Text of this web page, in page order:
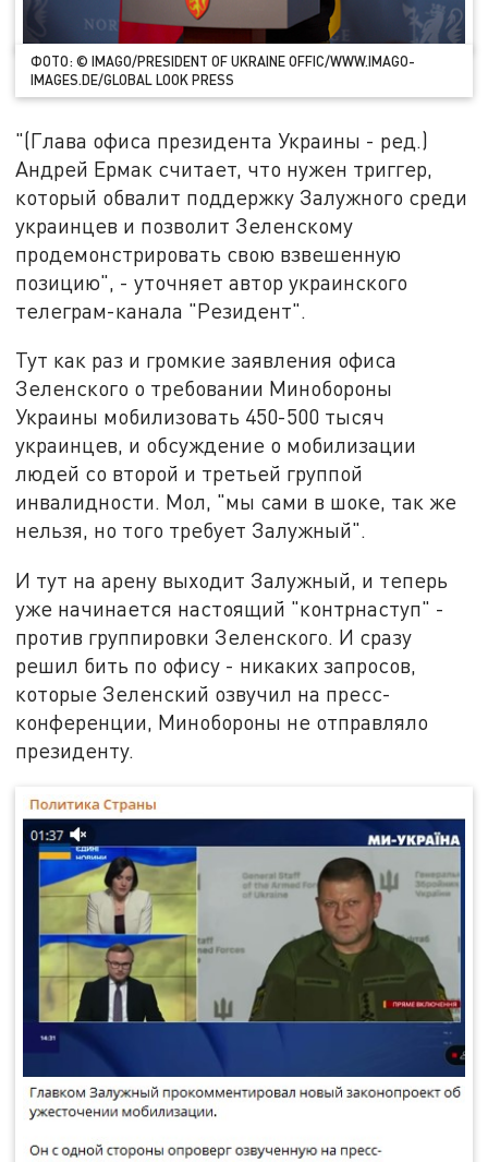
ФОТО: © IMAGO/PRESIDENT OF UKRAINE OFFIC/WWW.IMAGO-
IMAGES.DE/GLOBAL LOOK PRESS
"(Глава офиса президента Украины - ред.)
Андрей Ермак считает, что нужен триггер,
который обвалит поддержку Залужного среди
украинцев и позволит Зеленскому
продемонстрировать свою взвешенную
позицию", - уточняет автор украинского
телеграм-канала "Резидент".
Тут как раз и громкие заявления офиса
Зеленского о требовании Минобороны
Украины мобилизовать 450-500 тысяч
украинцев, и обсуждение о мобилизации
людей со второй и третьей группой
инвалидности. Мол, "мы сами в шоке, так же
нельзя, но того требует Залужный".
И тут на арену выходит Залужный, и теперь
уже начинается настоящий "контрнаступ" -
против группировки Зеленского. И сразу
решил бить по офису - никаких запросов,
которые Зеленский озвучил на пресс-
конференции, Минобороны не отправляло
президенту.